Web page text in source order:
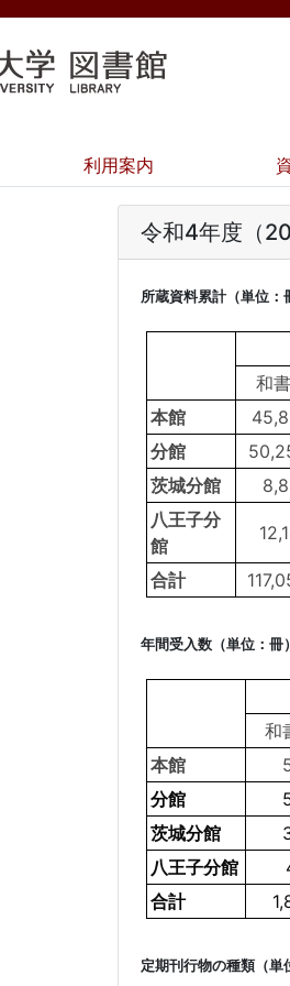
利用案内
令和4年度（
所蔵資料累計（単位：
和書
本館
分館
茨城分館
八王子分
館
合計
年間受入数（単位：冊）
和
本館
分館
茨城分館
八王子分館
合計
定期刊行物の種類（単